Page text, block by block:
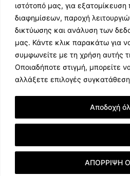
ιστότοπό μας, για εξατομίκευση
διαφημίσεων, παροχή
δικτύωσης και ανάλυση των
μας. Κάντε κλικ παρακάτω για
συμφωνείτε με τη χρήση αυτής
Οποιαδήποτε στιγμή, μπορείτε
αλλάξετε επιλογές
ΑΠΟΡΡΙΨΗ
Αποδοχή
ΕΛΛΗΝΙΚΗ ΜΟΥΣΙΚΗ
TV SHOWS
EVENTS
ΘΕΑΤΡΟ
ΔΙΑΓΩΝΙΣΜΟΙ
STOA CULTURA
ΣΥΝΕΝΤΕΥΞΕΙΣ
© 2023 music.net.cy, All Rights Reserved